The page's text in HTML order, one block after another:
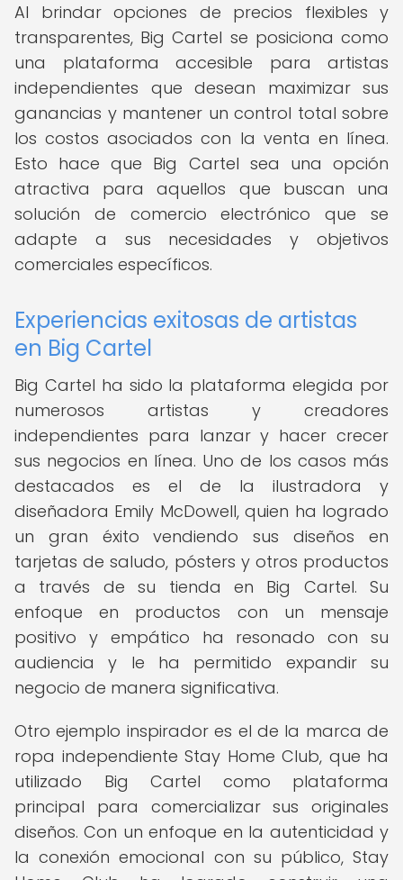
Al brindar opciones de precios flexibles y
transparentes, Big Cartel se posiciona como
una plataforma accesible para artistas
independientes que desean maximizar sus
ganancias y mantener un control total sobre
los costos asociados con la venta en línea.
Esto hace que Big Cartel sea una opción
atractiva para aquellos que buscan una
solución de comercio electrónico que se
adapte a sus necesidades y objetivos
comerciales específicos.
Experiencias exitosas de artistas
en Big Cartel
Big Cartel ha sido la plataforma elegida por
numerosos artistas y creadores
independientes para lanzar y hacer crecer
sus negocios en línea. Uno de los casos más
destacados es el de la ilustradora y
diseñadora Emily McDowell, quien ha logrado
un gran éxito vendiendo sus diseños en
tarjetas de saludo, pósters y otros productos
a través de su tienda en Big Cartel. Su
enfoque en productos con un mensaje
positivo y empático ha resonado con su
audiencia y le ha permitido expandir su
negocio de manera significativa.
Otro ejemplo inspirador es el de la marca de
ropa independiente Stay Home Club, que ha
utilizado Big Cartel como plataforma
principal para comercializar sus originales
diseños. Con un enfoque en la autenticidad y
la conexión emocional con su público, Stay